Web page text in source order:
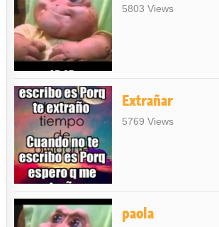
5803 Views
Extrañar
5769 Views
paola